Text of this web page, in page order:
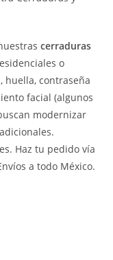
cerraduras
o
huella, contraseña
facial (algunos
modernizar
Haz tu pedido vía
a todo México.